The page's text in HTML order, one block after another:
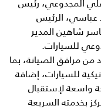
المجدوعي، رئيس
عباسي، الرئيس
شاهين المدير
للسيارات.
من مرافق الصيانة، بما
للسيارات، إضافة
واسعة لإستقبال
بخدمته السريعة